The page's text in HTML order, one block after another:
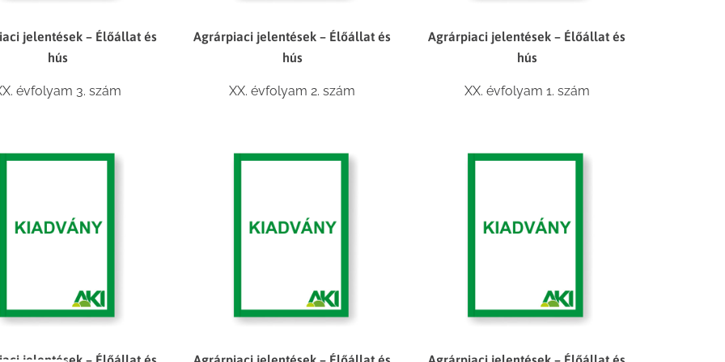
jelentések – Élőállat és
hús
évfolyam 3. szám
Agrárpiaci jelentések – Élőállat és
hús
XX. évfolyam 2. szám
Agrárpiaci jelentések – Élőállat és
hús
XX. évfolyam 1. szám